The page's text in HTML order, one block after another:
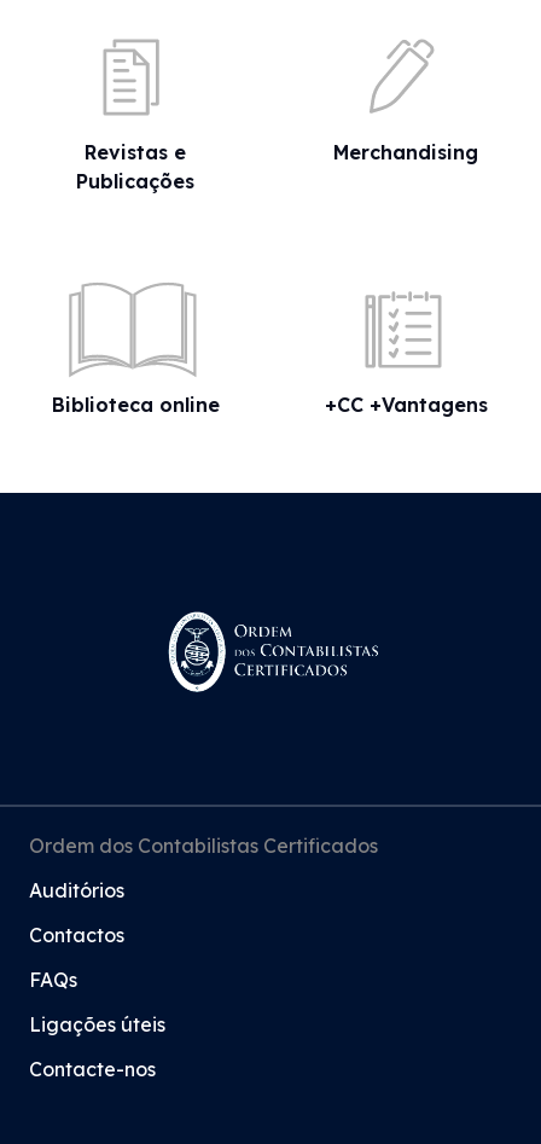
Revistas e
Publicações
Merchandising
Biblioteca online +CC +Vantagens
Ordem dos Contabilistas Certificados
Auditórios
Contactos
FAQs
Ligações úteis
Contacte-nos